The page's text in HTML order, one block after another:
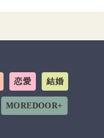
恋愛 結婚
MOREDOOR+